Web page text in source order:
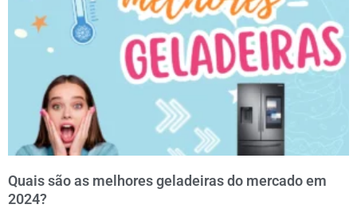
Quais são as melhores geladeiras do mercado em
2024?